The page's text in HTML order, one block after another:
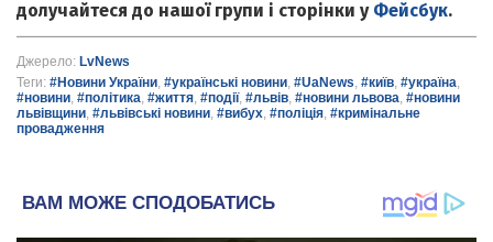
долучайтеся до нашої групи і сторінки у Фейсбук.
Джерело: LvNews
Теги: #Новини України, #українські новини, #UaNews, #київ, #україна,
#новини, #політика, #життя, #події, #львів, #новини львова, #новини
львівщини, #львівські новини, #вибух, #поліція, #кримінальне
провадження